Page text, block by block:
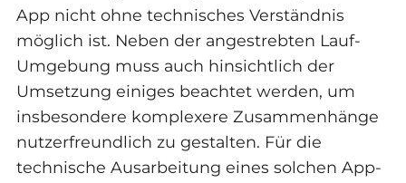
App nicht ohne technisches Verständnis
möglich ist. Neben der angestrebten Lauf-
Umgebung muss auch hinsichtlich der
Umsetzung einiges beachtet werden, um
insbesondere komplexere Zusammenhänge
nutzerfreundlich zu gestalten. Für die
technische Ausarbeitung eines solchen App-